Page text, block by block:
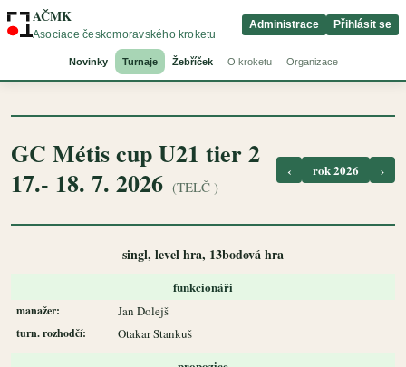
AČMK
Asociace českomoravského kroketu
Novinky Turnaje Žebříček O kroketu Organizace
Administrace Přihlásit se
GC Métis cup U21 tier 2
17.- 18. 7. 2026 (TELČ )
‹ rok 2026 ›
singl, level hra, 13bodová hra
funkcionáři
manažer: Jan Dolejš
turn. rozhodčí: Otakar Stankuš